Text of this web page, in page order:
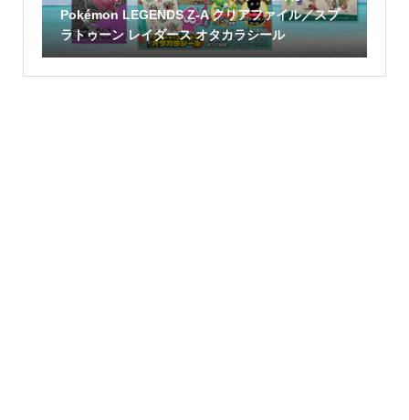
Pokémon LEGENDS Z-A クリアファイル／スプ
ラトゥーン レイダース オタカラシール